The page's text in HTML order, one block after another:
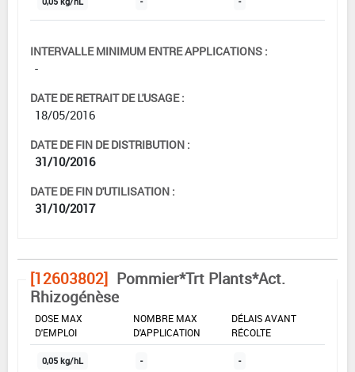
INTERVALLE MINIMUM ENTRE APPLICATIONS :
-
DATE DE RETRAIT DE L'USAGE :
18/05/2016
DATE DE FIN DE DISTRIBUTION :
31/10/2016
DATE DE FIN D'UTILISATION :
31/10/2017
[12603802] Pommier*Trt Plants*Act.
Rhizogénèse
DOSE MAX
D'EMPLOI
NOMBRE MAX
D'APPLICATION
DÉLAIS AVANT
RÉCOLTE
0,05 kg/hL - -